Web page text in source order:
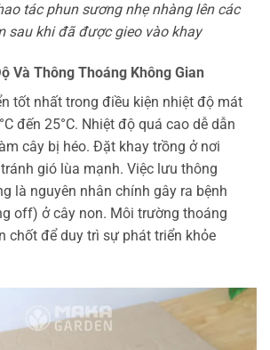
tác phun sương nhẹ nhàng lên các
sau khi đã được gieo vào khay
Và Thông Thoáng Không Gian
tốt nhất trong điều kiện nhiệt độ mát
đến 25°C. Nhiệt độ quá cao dễ dẫn
cây bị héo. Đặt khay trồng ở nơi
gió lùa mạnh. Việc lưu thông
là nguyên nhân chính gây ra bệnh
off) ở cây non. Môi trường thoáng
chốt để duy trì sự phát triển khỏe